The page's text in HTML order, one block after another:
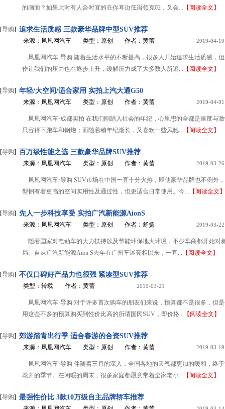
的画面？如果此时有人合时宜的在你耳边低语领克02，又会... 【阅读全文】
[导购] 追求生活质感 三款豪华品牌中型SUV推荐
来源：凤凰网汽车 类型：原创 作者：黄蕾 2019-04-10
凤凰网汽车·导购 随着生活水平的不断提高，很多人开始追求生活质感，
作让我们的压力也在逐步上升，缓解压力成了大多数人所追... 【阅读全文】
[导购] 年轻/大空间/适合家用 实拍上汽大通G50
来源：凤凰网汽车 类型：原创 作者：黄蕾 2019-04-01
凤凰网汽车·成都实拍 在我们刚踏入社会的年纪，心里想的全都是速度与
只容得下跑车和钢炮；而随着稍年纪渐长，又喜欢一些风驰... 【阅读全文】
[导购] 百万级性能之选 三款豪华品牌SUV推荐
来源：凤凰网汽车 类型：原创 作者：黄蕾 2019-03-26
凤凰网汽车·导购 SUV市场在中国一直十分火热，即使豪华品牌也不例外
型拥有着更高的空间实用性及通过性，也更适合日常使用。今... 【阅读全文】
[导购] 先人一步科技享受 实拍广汽新能源AionS
来源：凤凰网汽车 类型：原创 作者：舒扬 2019-03-22
随着国家对电动车的大力扶持以及节能环保地大环境，不少车商都开始对
局。自从广汽新能源Aion S去年在广州车展亮相以来，一直... 【阅读全文】
[导购] 不仅口碑好产品力也很强 紧凑型SUV推荐
类型：转载 作者：黄蕾 2019-03-21
凤凰网汽车·导购 对于许多首次购车的朋友们来说，预算都不是很多，但
用这些不多的预算购买到性价比高的所谓国民SUV，即价格... 【阅读全文】
[导购] 郊游踏青出行季 适合春游的合资SUV推荐
来源：凤凰网汽车 类型：原创 作者：黄蕾 2019-03-19
凤凰网汽车·导购 伴随着三月的深入，全国各地的天气都更加的暖和，终
花开的季节。在闲暇的周末，很多家庭都愿意带着全家老小... 【阅读全文】
[导购] 最强性价比 3款10万级自主品牌轿车推荐